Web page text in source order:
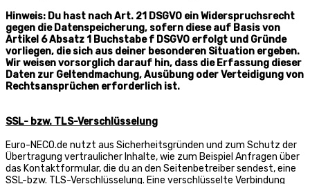
Hinweis: Du hast nach Art. 21 DSGVO ein Widerspruchsrecht
gegen die Datenspeicherung, sofern diese auf Basis von
Artikel 6 Absatz 1 Buchstabe f DSGVO erfolgt und Gründe
vorliegen, die sich aus deiner besonderen Situation ergeben.
Wir weisen vorsorglich darauf hin, dass die Erfassung dieser
Daten zur Geltendmachung, Ausübung oder Verteidigung von
Rechtsansprüchen erforderlich ist.
SSL- bzw. TLS-Verschlüsselung
Euro-NECO.de nutzt aus Sicherheitsgründen und zum Schutz der
Übertragung vertraulicher Inhalte, wie zum Beispiel Anfragen über
das Kontaktformular, die du an den Seitenbetreiber sendest, eine
SSL-bzw. TLS-Verschlüsselung. Eine verschlüsselte Verbindung